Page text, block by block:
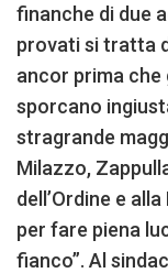
finanche di due
provati si tratta
ancor prima
sporcano
stragrande
Milazzo,
dell’Ordine e
per fare piena
fianco”. Al